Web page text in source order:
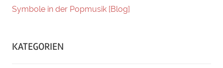
Symbole in der Popmusik [Blog]
KATEGORIEN